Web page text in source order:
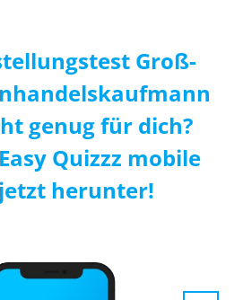
Groß-
genug für dich?
Quizzz mobile
herunter!